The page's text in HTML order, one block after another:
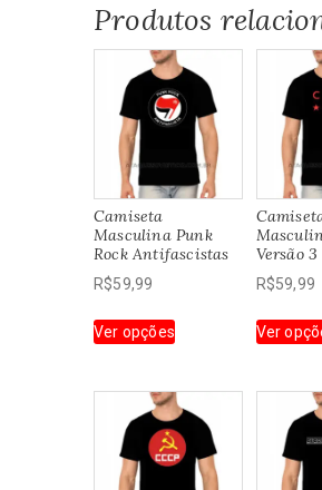
Produtos
Camiseta
Masculina Punk
Rock Antifascistas
R$59,99
Ver opçõesproduto
várias
variantes.
As
opções
podem
Versão 3
R$59,99
Ver